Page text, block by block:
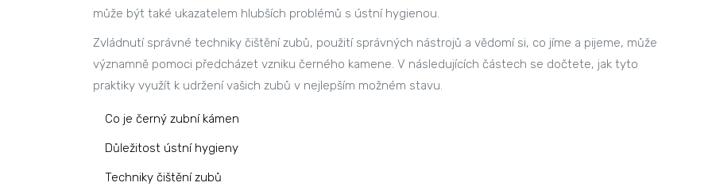
může být také ukazatelem hlubších problémů s ústní hygienou.
Zvládnutí správné techniky čištění zubů, použití správných nástrojů a vědomí si, co jíme a pijeme, může
významně pomoci předcházet vzniku černého kamene. V následujících částech se dočtete, jak tyto
praktiky využít k udržení vašich zubů v nejlepším možném stavu.
Co je černý zubní kámen
Důležitost ústní hygieny
Techniky čištění zubů